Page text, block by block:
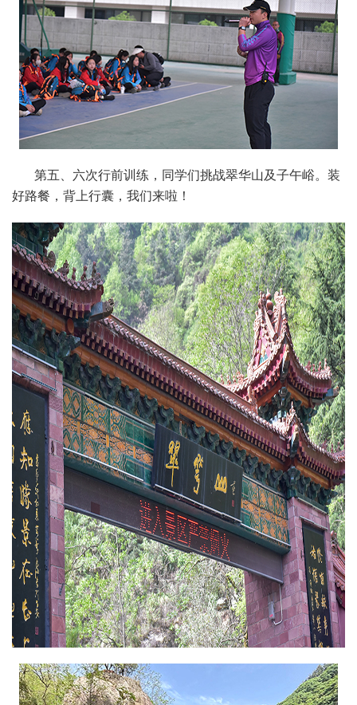
第五、六次行前训练，同学们挑战翠华山及子午峪。装
好路餐，背上行囊，我们来啦！